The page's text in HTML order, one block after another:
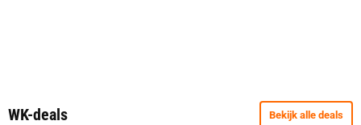
WK-deals Bekijk alle deals